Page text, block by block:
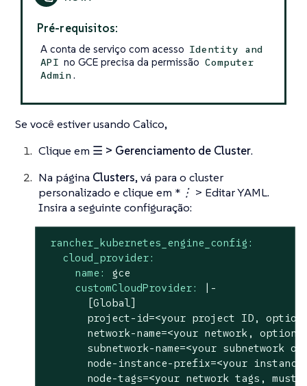
Pré-requisitos:
A conta de serviço com acesso Identity and
API no GCE precisa da permissão Computer
Admin.
Se você estiver usando Calico,
Clique em ☰ > Gerenciamento de Cluster.
Na página Clusters, vá para o cluster
personalizado e clique em *⋮ > Editar YAML.
Insira a seguinte configuração:
rancher_kubernetes_engine_config:
cloud_provider:
name:
gce
customCloudProvider:
|-
       [Global]
project-id=<your project ID,
network-name=<your network,
subnetwork-name=<your subnetwork
node-instance-prefix=<your